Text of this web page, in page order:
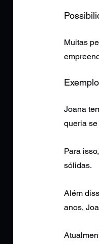
Muitas
Joana
queria
Para
sólidas.
Além
anos,